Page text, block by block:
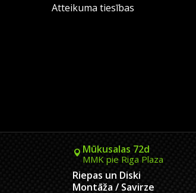
Atteikuma tiesības
Mūkusalas 72d
MMK pie Riga Plaza
Riepas un Diski
Montāža / Savirze